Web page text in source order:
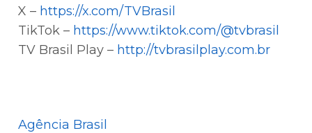
X – https://x.com/TVBrasil
TikTok – https://www.tiktok.com/@tvbrasil
TV Brasil Play – http://tvbrasilplay.com.br
Agência Brasil